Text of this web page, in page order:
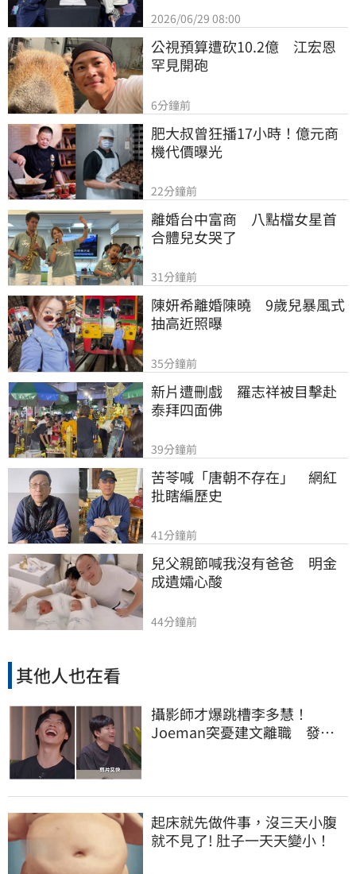
2026/06/29 08:00
公視預算遭砍10.2億　江宏恩
罕見開砲
6分鐘前
肥大叔曾狂播17小時！億元商
機代價曝光
22分鐘前
離婚台中富商　八點檔女星首
合體兒女哭了
31分鐘前
陳妍希離婚陳曉　9歲兒暴風式
抽高近照曝
35分鐘前
新片遭刪戲　羅志祥被目擊赴
泰拜四面佛
39分鐘前
苦苓喊「唐朝不存在」　網紅
批瞎編歷史
41分鐘前
兒父親節喊我沒有爸爸　明金
成遺孀心酸
44分鐘前
其他人也在看
攝影師才爆跳槽李多慧！
Joeman突憂建文離職 發聲
起床就先做件事，沒三天小腹
就不見了! 肚子一天天變小！